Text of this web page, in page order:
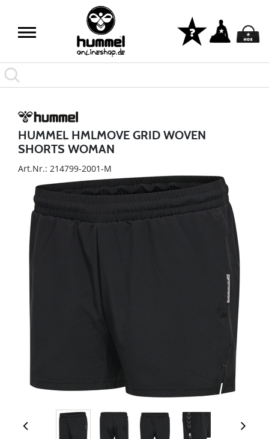
HUMMEL HMLMOVE GRID WOVEN
SHORTS WOMAN
Art.Nr.: 214799-2001-M